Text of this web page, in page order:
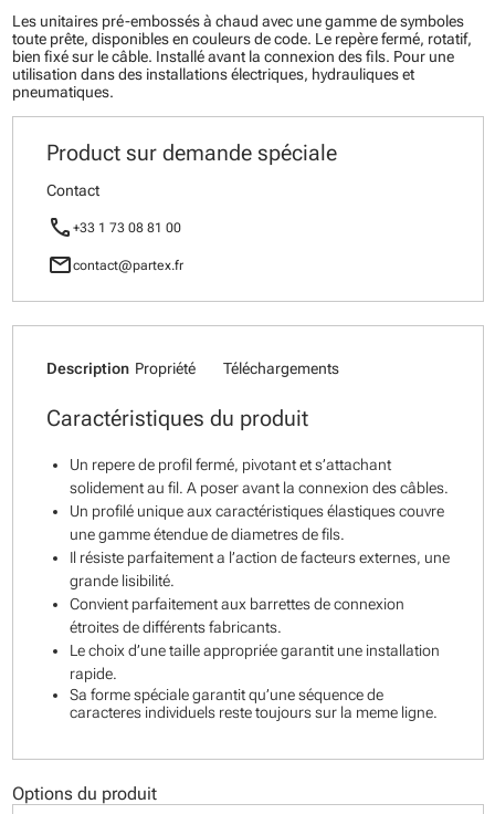
Les unitaires pré-embossés à chaud avec une gamme de symboles
toute prête, disponibles en couleurs de code. Le repère fermé, rotatif,
bien fixé sur le câble. Installé avant la connexion des fils. Pour une
utilisation dans des installations électriques, hydrauliques et
pneumatiques.
Product sur demande spéciale
Contact
call +33 1 73 08 81 00
mailcontact@partex.fr
Description Propriété Téléchargements
Caractéristiques du produit
Un repere de profil fermé, pivotant et s’attachant
solidement au fil. A poser avant la connexion des câbles.
Un profilé unique aux caractéristiques élastiques couvre
une gamme étendue de diametres de fils.
Il résiste parfaitement a l’action de facteurs externes, une
grande lisibilité.
Convient parfaitement aux barrettes de connexion
étroites de différents fabricants.
Le choix d’une taille appropriée garantit une installation
rapide.
Sa forme spéciale garantit qu’une séquence de
caracteres individuels reste toujours sur la meme ligne.
Options du produit